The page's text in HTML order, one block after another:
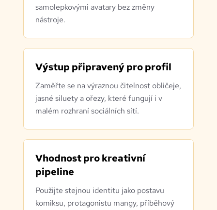
samolepkovými avatary bez změny
nástroje.
Výstup připravený pro profil
Zaměřte se na výraznou čitelnost obličeje,
jasné siluety a ořezy, které fungují i v
malém rozhraní sociálních sítí.
Vhodnost pro kreativní
pipeline
Použijte stejnou identitu jako postavu
komiksu, protagonistu mangy, příběhový